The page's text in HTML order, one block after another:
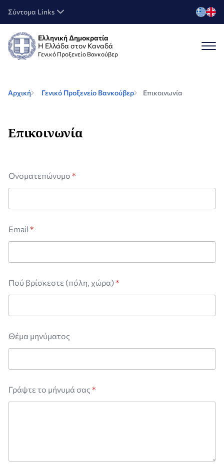
Σύντομα Links
Ελληνική Δημοκρατία
Η Ελλάδα στον Καναδά
Γενικό Προξενείο Βανκούβερ
Αρχική Γενικό Προξενείο Βανκούβερ Επικοινωνία
Επικοινωνία
Ονοματεπώνυμο *
Email *
Πού βρίσκεστε (πόλη, χώρα)*
Θέμα μηνύματος
Γράψτε το μήνυμά σας *